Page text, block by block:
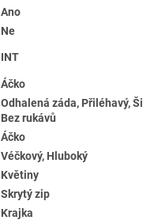
Ano
Ne
INT
Áčko
Odhalená záda, Přiléhavý,
Bez rukávů
Áčko
Véčkový, Hluboký
Květiny
Skrytý zip
Krajka